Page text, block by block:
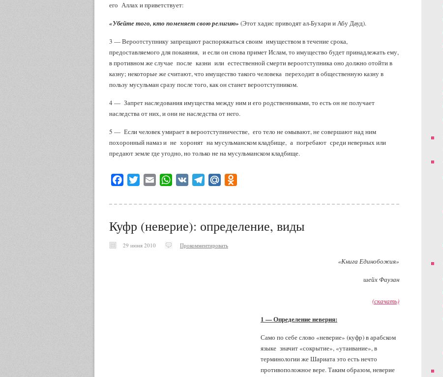
его Аллах и приветствует:
«Убейте того, кто поменяет свою религию» (Этот хадис приводят ал-Бухари и Абу Дауд).
3 — Вероотступнику запрещают распоряжаться своим имуществом в течение срока,
предоставляемого для покаяния, и если он снова примет Ислам, то имущество будет принадлежать ему,
в противном же случае после казни или естественной смерти вероотступника оно должно отойти в
казну; некоторые же считают, что имущество такого человека переходит в общественную казну в
пользу мусульман сразу после того, как он станет вероотступником.
4 — Запрет наследования имущества между ним и его родственниками, то есть он не получает
наследства от них, и они не наследства от него.
5 — Если человек умирает в вероотступничестве, его тело не омывают, не совершают над ним
похоронный намаз и не хоронят на мусульманском кладбище, а погребают среди неверных или
предают земле где угодно, но только не на мусульманском кладбище.
Facebook
Twitter Email WhatsApp
VK TelegramMail.Ru
Куфр (неверие): определение, виды
29 июня 2010 Прокомментировать
«Книга Единобожия»
шейх Фаузан
(скачать)
1 — Определение неверия:
Само по себе слово «неверие» (куфр) в арабском
языке значит «сокрытие», «утаивание», в
терминологии же Шариата это есть нечто
противоположное вере. Таким образом, неверие